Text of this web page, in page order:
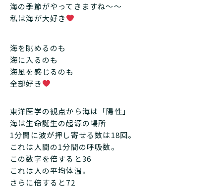
海の季節がやってきますね〜〜
私は海が大好き
海を眺めるのも
海に入るのも
海風を感じるのも
全部好き
東洋医学の観点から海は「陽性」
海は生命誕生の起源の場所
1分間に波が押し寄せる数は18回。
これは人間の1分間の呼吸数。
この数字を倍すると36
これは人の平均体温。
さらに倍すると72